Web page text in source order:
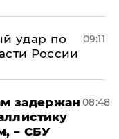
удар по
России
09:11
задержан
– СБУ
08:48